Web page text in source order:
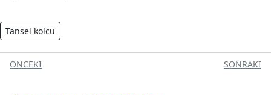
Tansel kolcu
ÖNCEKI SONRAKI